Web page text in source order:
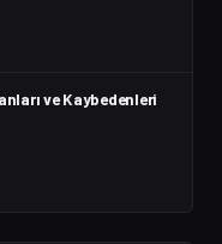
ve Kaybedenleri